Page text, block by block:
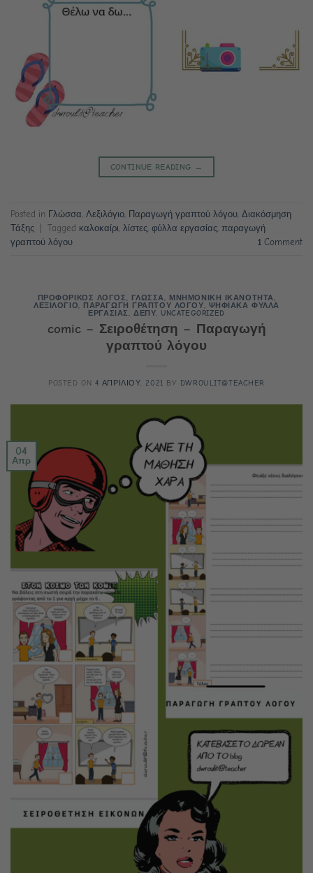
CONTINUE READING →
Posted in Γλώσσα Λεξιλόγιο Παραγωγή γραπτού λόγου Διακόσμηση
Τάξης
Tagged καλοκαίρι λίστες φύλλα εργασίας παραγωγή
γραπτού λόγου
1 Comment
ΠΡΟΦΟΡΙΚΟΣ ΛΟΓΟΣ ΓΛΩΣΣΑ ΜΝΗΜΟΝΙΚΗ ΙΚΑΝΟΤΗΤΑ
ΛΕΞΙΛΟΓΙΟ
ΠΑΡΑΓΩΓΗ ΓΡΑΠΤΟΥ ΛΟΓΟΥ
ΨΗΦΙΑΚΑ ΦΥΛΛΑ
ΕΡΓΑΣΙΑΣ
ΔΕΠΥ ,UNCATEGORIZED
comic – Σειροθέτηση – Παραγωγή
γραπτού λόγου
POSTED ON 4 ΑΠΡΙΛΙΟΥ, 2021 BY DWROULIT@TEACHER
04
Απρ